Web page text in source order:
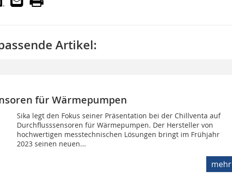
Artikel:
für Wärmepumpen
Sika legt den Fokus seiner Präsentation bei der Chillventa auf
Durchflusssensoren für Wärmepumpen. Der Hersteller von
hochwertigen messtechnischen Lösungen bringt im Frühjahr
2023 seinen neuen...
mehr